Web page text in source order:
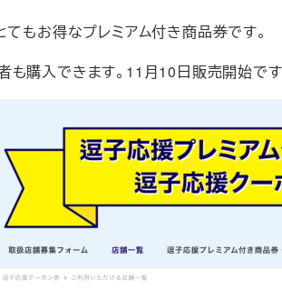
てもお得なプレミアム付き商品券です。
も購入できます。11月10日販売開始です